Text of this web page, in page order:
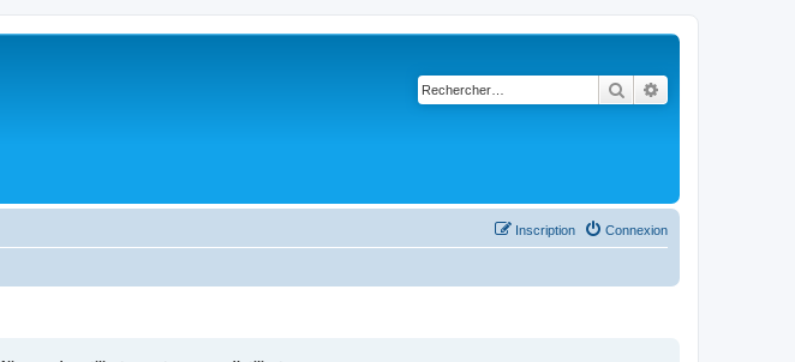
Rechercher
Connexion
Inscription